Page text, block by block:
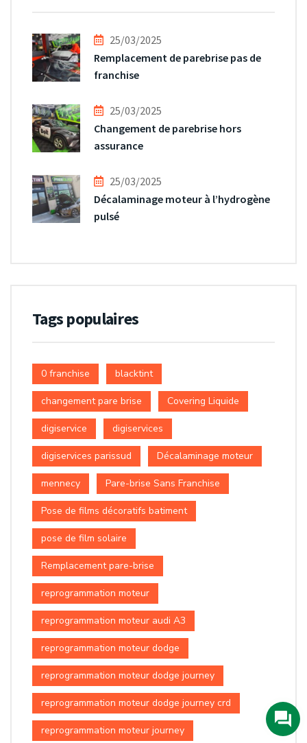
25/03/2025
Remplacement de parebrise pas de
franchise
25/03/2025
Changement de parebrise hors
assurance
25/03/2025
Décalaminage moteur à l’hydrogène
pulsé
Tags populaires
0 franchise blacktint
changement pare brise Covering Liquide
digiservice digiservices
digiservices parissud Décalaminage moteur
mennecy Pare-brise Sans Franchise
Pose de films décoratifs batiment
pose de film solaire
Remplacement pare-brise
reprogrammation moteur
reprogrammation moteur audi A3
reprogrammation moteur dodge
reprogrammation moteur dodge journey
reprogrammation moteur dodge journey crd
reprogrammation moteur journey